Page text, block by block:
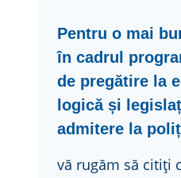
Pentru o mai
în cadrul
de pregătire la
logică și
admitere la
vă rugăm să citiți